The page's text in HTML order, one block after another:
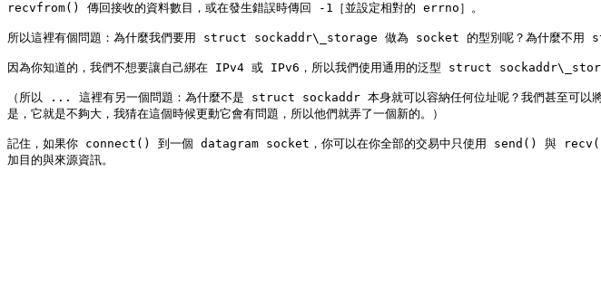
recvfrom() 傳回接收的資料數目，或在發生錯誤時傳回 -1［並設定相對的 errno］。
所以這裡有個問題：為什麼我們要用 struct sockaddr\_storage 做為 socket 的型別呢？為什麼不
因為你知道的，我們不想要讓自己綁在 IPv4 或 IPv6，所以我們使用通用的泛型 struct
（所以 ... 這裡有另一個問題：為什麼不是 struct sockaddr 本身就可以容納任何位址呢？我們甚至
是，它就是不夠大，我猜在這個時候更動它會有問題，所以他們就弄了一個新的。）
記住，如果你 connect() 到一個 datagram socket，你可以在你全部的交易中只使用 send() 與